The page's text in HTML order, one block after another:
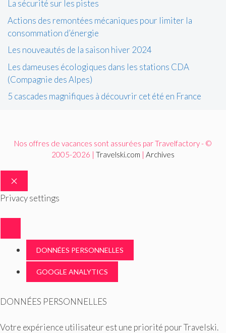
La sécurité sur les pistes
Actions des remontées mécaniques pour limiter la
consommation d’énergie
Les nouveautés de la saison hiver 2024
Les dameuses écologiques dans les stations CDA
(Compagnie des Alpes)
5 cascades magnifiques à découvrir cet été en France
Nos offres de vacances sont assurées par Travelfactory - ©
2005-2026 | Travelski.com Archives
FERMER
Privacy settings
DONNÉES PERSONNELLES
GOOGLE ANALYTICS
DONNÉES PERSONNELLES
Votre expérience utilisateur est une priorité pour Travelski.